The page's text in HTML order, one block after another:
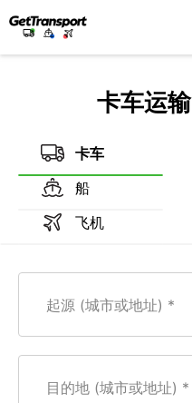
卡车运
卡车
船
飞机
起源 (城市或地址)
目的地 (城市或地址)